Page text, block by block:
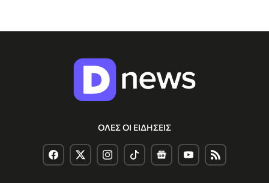
ΟΛΕΣ ΟΙ ΕΙΔΗΣΕΙΣ